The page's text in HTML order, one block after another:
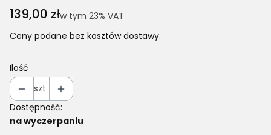
Cena
139,00 złw tym 23% VAT
w tym 23% VAT
Ceny podane bez kosztów dostawy.
Ilość
szt
Dostępność:
na wyczerpaniu